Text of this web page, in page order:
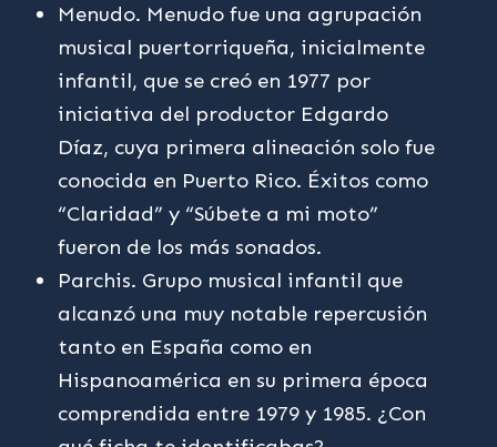
Menudo. Menudo fue una agrupación
musical puertorriqueña, inicialmente
infantil, que se creó en 1977 por
iniciativa del productor Edgardo
Díaz, cuya primera alineación solo fue
conocida en Puerto Rico. Éxitos como
“Claridad” y “Súbete a mi moto”
fueron de los más sonados.
Parchis. Grupo musical infantil que
alcanzó una muy notable repercusión
tanto en España como en
Hispanoamérica en su primera época
comprendida entre 1979 y 1985. ¿Con